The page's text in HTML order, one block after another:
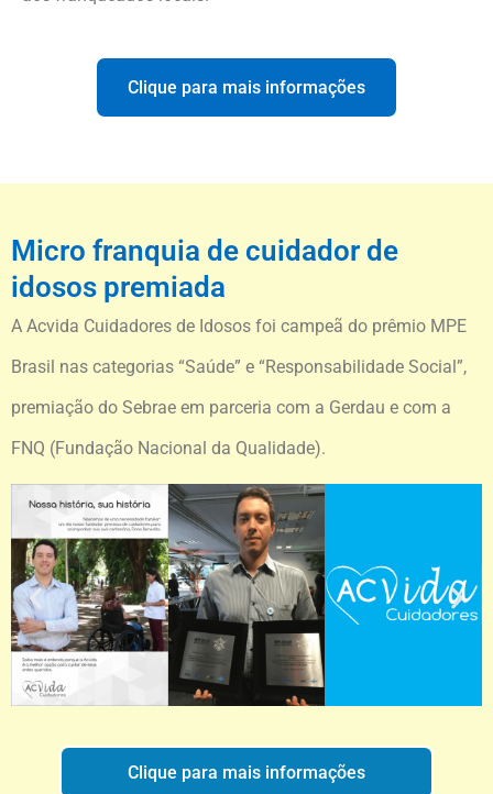
Clique para mais informações
Micro franquia de cuidador de
idosos premiada
A Acvida Cuidadores de Idosos foi campeã do prêmio MPE
Brasil nas categorias “Saúde” e “Responsabilidade Social”,
premiação do Sebrae em parceria com a Gerdau e com a
FNQ (Fundação Nacional da Qualidade).
Clique para mais informações